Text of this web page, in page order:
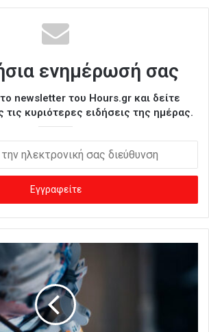
ενημέρωσή σας
newsletter του Hours.gr και δείτε
κυριότερες ειδήσεις της ημέρας.